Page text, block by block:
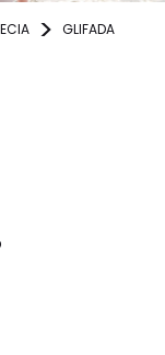
GLIFADA